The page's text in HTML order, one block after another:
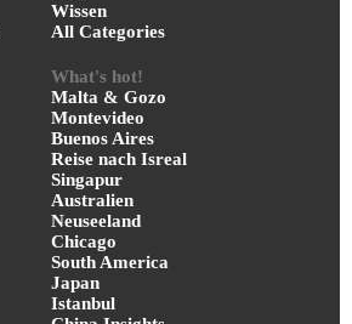
Wissen
All Categories
What's hot!
Malta & Gozo
Montevideo
Buenos Aires
Reise nach Isreal
Singapur
Australien
Neuseeland
Chicago
South America
Japan
Istanbul